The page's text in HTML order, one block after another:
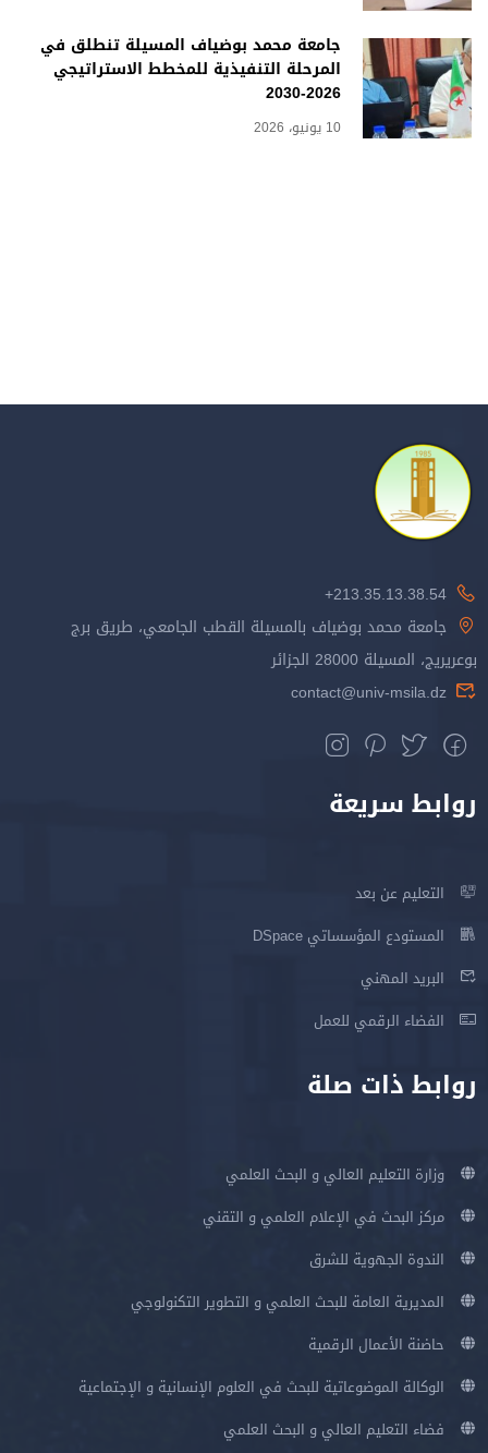
جامعة محمد بوضياف المسيلة تنطلق في
المرحلة التنفيذية للمخطط الاستراتيجي
2026-2030
10 يونيو، 2026
213.35.13.38.54+
جامعة محمد بوضياف بالمسيلة القطب الجامعي، طريق برج
بوعريريج، المسيلة 28000 الجزائر
contact@univ-msila.dz
روابط سريعة
التعليم عن بعد
المستودع المؤسساتي DSpace
البريد المهني
الفضاء الرقمي للعمل
روابط ذات صلة
وزارة التعليم العالي و البحث العلمي
مركز البحث في الإعلام العلمي و التقني
الندوة الجهوية للشرق
المديرية العامة للبحث العلمي و التطوير التكنولوجي
حاضنة الأعمال الرقمية
الوكالة الموضوعاتية للبحث في العلوم الإنسانية و الإجتماعية
فضاء التعليم العالي و البحث العلمي